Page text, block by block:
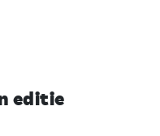
editie